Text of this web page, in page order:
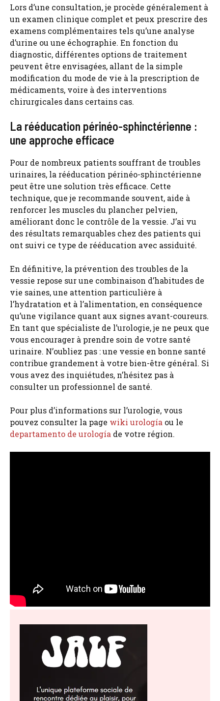
Lors d’une consultation, je procède généralement à
un examen clinique complet et peux prescrire des
examens complémentaires tels qu’une analyse
d’urine ou une échographie. En fonction du
diagnostic, différentes options de traitement
peuvent être envisagées, allant de la simple
modification du mode de vie à la prescription de
médicaments, voire à des interventions
chirurgicales dans certains cas.
La rééducation périnéo-sphinctérienne :
une approche efficace
Pour de nombreux patients souffrant de troubles
urinaires, la rééducation périnéo-sphinctérienne
peut être une solution très efficace. Cette
technique, que je recommande souvent, aide à
renforcer les muscles du plancher pelvien,
améliorant donc le contrôle de la vessie. J’ai vu
des résultats remarquables chez des patients qui
ont suivi ce type de rééducation avec assiduité.
En définitive, la prévention des troubles de la
vessie repose sur une combinaison d’habitudes de
vie saines, une attention particulière à
l’hydratation et à l’alimentation, en conséquence
qu’une vigilance quant aux signes avant-coureurs.
En tant que spécialiste de l’urologie, je ne peux que
vous encourager à prendre soin de votre santé
urinaire. N’oubliez pas : une vessie en bonne santé
contribue grandement à votre bien-être général. Si
vous avez des inquiétudes, n’hésitez pas à
consulter un professionnel de santé.
Pour plus d’informations sur l’urologie, vous
pouvez consulter la page wiki urología ou le
departamento de urología de votre région.